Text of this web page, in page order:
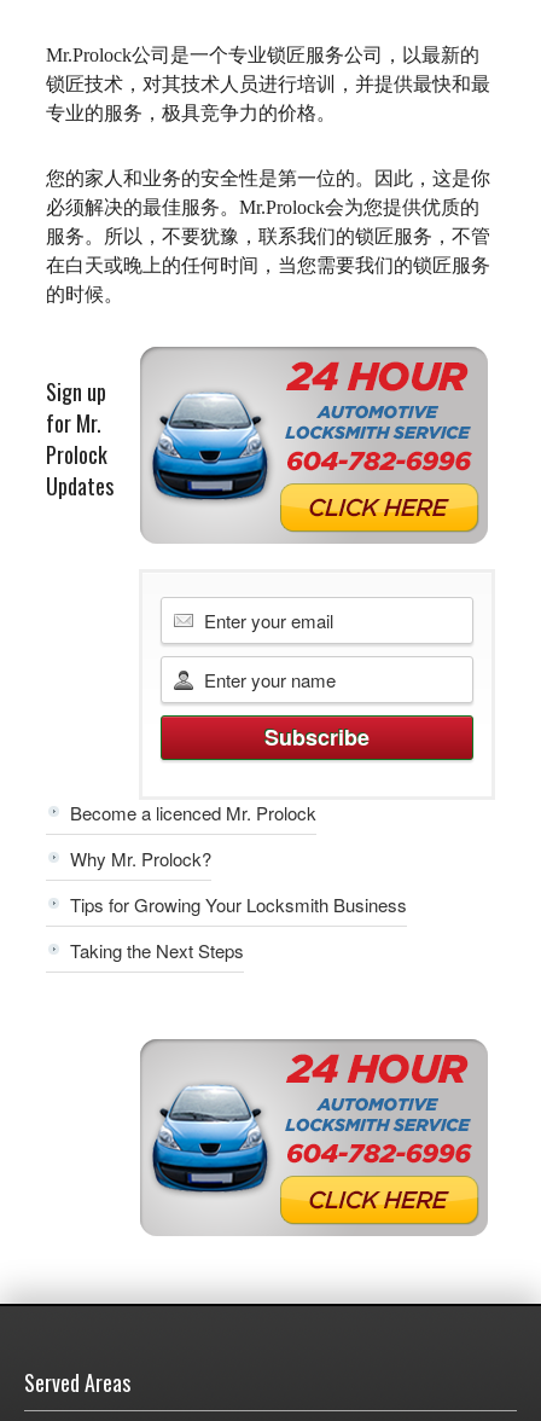
Mr.Prolock公司是一个专业锁匠服务公司，以最新的
锁匠技术，对其技术人员进行培训，并提供最快和最
专业的服务，极具竞争力的价格。
您的家人和业务的安全性是第一位的。因此，这是你
必须解决的最佳服务。 Mr.Prolock会为您提供优质的
服务。所以，不要犹豫，联系我们的锁匠服务，不管
在白天或晚上的任何时间，当您需要我们的锁匠服务
的时候。
Sign up
for Mr.
Prolock
Updates
Become a licenced Mr. Prolock
Why Mr. Prolock?
Tips for Growing Your Locksmith Business
Taking the Next Steps
Served Areas